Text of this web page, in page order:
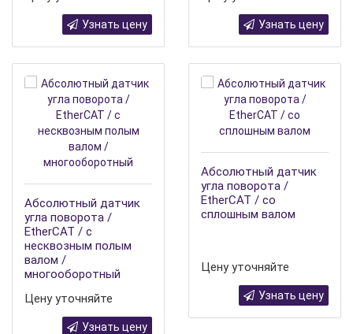
Узнать цену Узнать цену
Абсолютный датчик
угла поворота /
EtherCAT / с
несквозным полым
валом /
многооборотный
Цену уточняйте
Узнать цену
Абсолютный датчик
угла поворота /
EtherCAT / со
сплошным валом
Цену уточняйте
Узнать цену